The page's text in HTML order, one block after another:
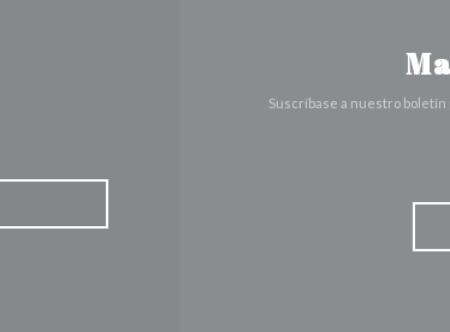
Suscríbase a nuestro